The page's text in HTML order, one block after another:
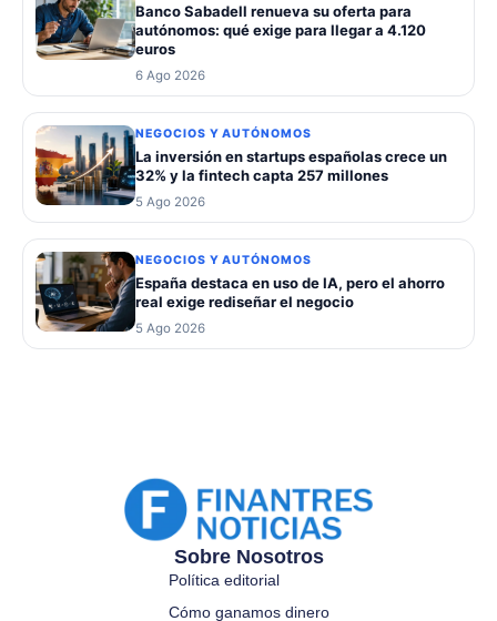
Banco Sabadell renueva su oferta para
autónomos: qué exige para llegar a 4.120
euros
6 Ago 2026
NEGOCIOS Y AUTÓNOMOS
La inversión en startups españolas crece un
32% y la fintech capta 257 millones
5 Ago 2026
NEGOCIOS Y AUTÓNOMOS
España destaca en uso de IA, pero el ahorro
real exige rediseñar el negocio
5 Ago 2026
Sobre Nosotros
Política editorial
Cómo ganamos dinero